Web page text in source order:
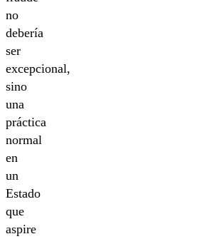
no
debería
ser
excepcional,
sino
una
práctica
normal
en
un
Estado
que
aspire